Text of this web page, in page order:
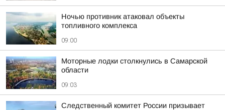
Ночью противник атаковал объекты
топливного комплекса
09:00
Моторные лодки столкнулись в Самарской
области
09:03
Следственный комитет России призывает